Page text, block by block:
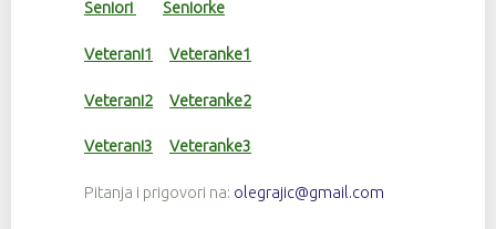
Seniori Seniorke
Veterani1 Veteranke1
Veterani2 Veteranke2
Veterani3 Veteranke3
Pitanja i prigovori na: olegrajic@gmail.com